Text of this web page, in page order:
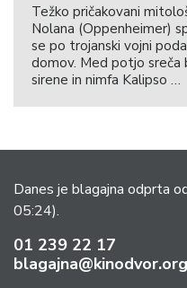
Težko pričakovani
Nolana (Oppenheimer)
se po trojanski vojni
domov. Med potjo sreča
sirene in nimfa Kalipso …
Danes je blagajna odprta
05:24).
01 239 22 17
blagajna@kinodvor.org